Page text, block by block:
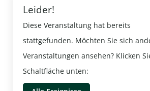
Leider!
Diese Veranstaltung hat bereits
stattgefunden. Möchten Sie sich
Veranstaltungen ansehen? Klicken
Schaltfläche unten: